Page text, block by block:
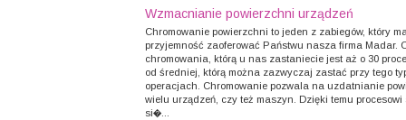
Wzmacnianie powierzchni urządzeń
Chromowanie powierzchni to jeden z zabiegów, który
przyjemność zaoferować Państwu nasza firma Madar.
chromowania, którą u nas zastaniecie jest aż o 30
od średniej, którą można zazwyczaj zastać przy tego
operacjach. Chromowanie pozwala na uzdatnianie
wielu urządzeń, czy też maszyn. Dzięki temu procesowi
si�...